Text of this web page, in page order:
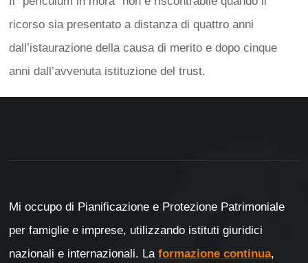
ricorso sia presentato a distanza di quattro anni
dall’istaurazione della causa di merito e dopo cinque
anni dall’avvenuta istituzione del trust.
Mi occupo di Pianificazione e Protezione Patrimoniale
per famiglie e imprese, utilizzando istituti giuridici
nazionali e internazionali. La formazione continua,